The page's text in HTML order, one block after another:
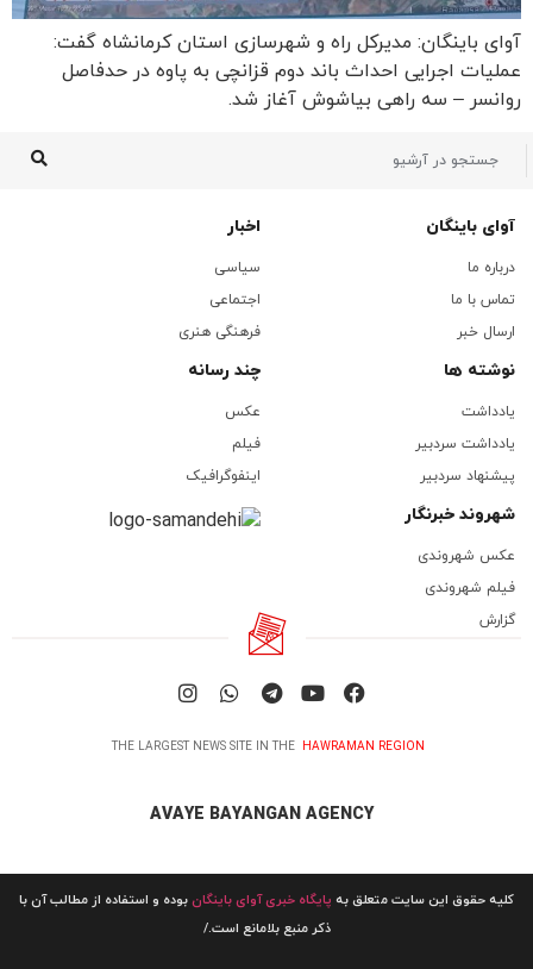
آوای باینگان: مدیرکل راه و شهرسازی استان کرمانشاه گفت:
عملیات اجرایی احداث باند دوم قزانچی به پاوه در حدفاصل
روانسر – سه راهی بیاشوش آغاز شد.
آوای باینگان
درباره ما
تماس با ما
ارسال خبر
اخبار
سیاسی
اجتماعی
فرهنگی هنری
نوشته ها
یادداشت
یادداشت سردبیر
پیشنهاد سردبیر
چند رسانه
عکس
فیلم
اینفوگرافیک
شهروند خبرنگار
عکس شهروندی
فیلم شهروندی
گزارش
THE LARGEST NEWS SITE IN THE HAWRAMAN REGION
AVAYE BAYANGAN AGENCY
کلیه حقوق این سایت متعلق به پایگاه خبری آوای باینگانبوده و استفاده از مطالب آن با
ذکر منبع بلامانع است./